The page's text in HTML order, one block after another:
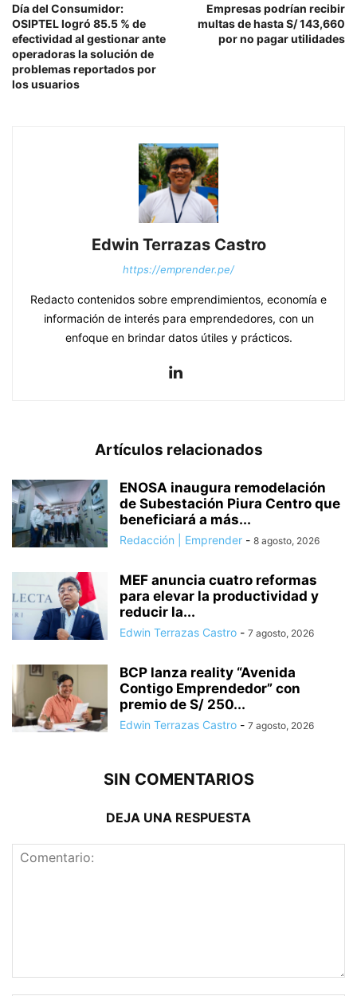
Día del Consumidor:
OSIPTEL logró 85.5 % de
efectividad al gestionar ante
operadoras la solución de
problemas reportados por
los usuarios
Empresas podrían recibir
multas de hasta S/ 143,660
por no pagar utilidades
Edwin Terrazas Castro
https://emprender.pe/
Redacto contenidos sobre emprendimientos, economía e
información de interés para emprendedores, con un
enfoque en brindar datos útiles y prácticos.
Artículos relacionados
ENOSA inaugura remodelación
de Subestación Piura Centro que
beneficiará a más...
Redacción | Emprender - 8 agosto, 2026
MEF anuncia cuatro reformas
para elevar la productividad y
reducir la...
Edwin Terrazas Castro - 7 agosto, 2026
BCP lanza reality “Avenida
Contigo Emprendedor” con
premio de S/ 250...
Edwin Terrazas Castro - 7 agosto, 2026
SIN COMENTARIOS
DEJA UNA RESPUESTA